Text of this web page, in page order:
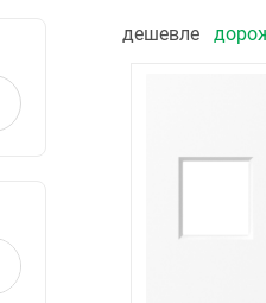
дешевле